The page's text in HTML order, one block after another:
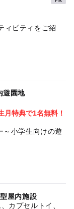
ん。
怪我・病気など
ご了承ください。
際には、他のご
の上、来場をお控
帰路等移動途中
とをあらかじめご
りますので、手が
自宅待機の指示
たします。
ついて
涼しい
ィビティをご紹
遊園地
月特典で1名無料！
～小学生向けの遊
屋内施設
カプセルトイ、